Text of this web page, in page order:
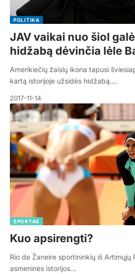
POLITIKA
JAV vaikai nuo šiol
hidžabą dėvinčia lėle
Amerikiečių žaislų ikona tapusi
kartą istorijoje užsidės hidžabą.…
2017-11-14
SPORTAS
Kuo apsirengti?
Rio de Žaneire sportininkių iš Artimųjų
asmeninės istorijos…